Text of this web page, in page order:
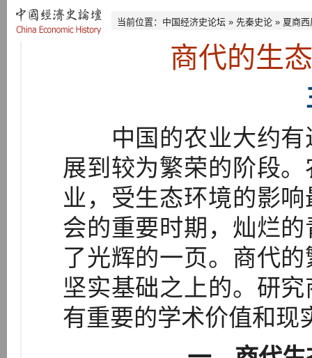
当前位置： 中国经济史论坛 » 先秦史论 » 夏商西
商代的生
中国的农业大约有
展到较为繁荣的阶段
业，受生态环境的影
会的重要时期，灿烂
了光辉的一页。商代
坚实基础之上的。研
有重要的学术价值和现